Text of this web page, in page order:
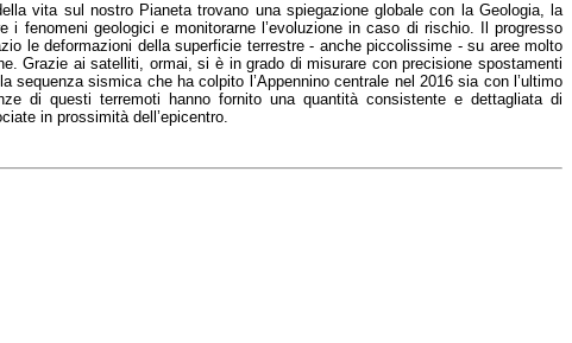
vita sul nostro Pianeta trovano una spiegazione globale con la Geologia, la
fenomeni geologici e monitorarne l’evoluzione in caso di rischio. Il progresso
le deformazioni della superficie terrestre - anche piccolissime - su aree molto
Grazie ai satelliti, ormai, si è in grado di misurare con precisione spostamenti
sismica che ha colpito l’Appennino centrale nel 2016 sia con l’ultimo
di questi terremoti hanno fornito una quantità consistente e dettagliata di
in prossimità dell’epicentro.